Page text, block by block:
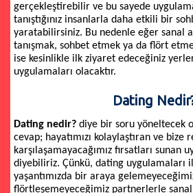
gerçekleştirebilir ve bu sayede
tanıştığınız insanlarla daha etkili bir
yaratabilirsiniz. Bu nedenle eğer sanal
tanışmak, sohbet etmek ya da flört
ise kesinlikle ilk ziyaret edeceğiniz
uygulamaları olacaktır.
Dating
Dating nedir? diye bir soru yöneltecek
cevap; hayatımızı kolaylaştıran ve bize
karşılaşamayacağımız fırsatları sunan
diyebiliriz. Çünkü, dating uygulamaları
yaşantımızda bir araya
flörtleşemeyeceğimiz partnerlerle